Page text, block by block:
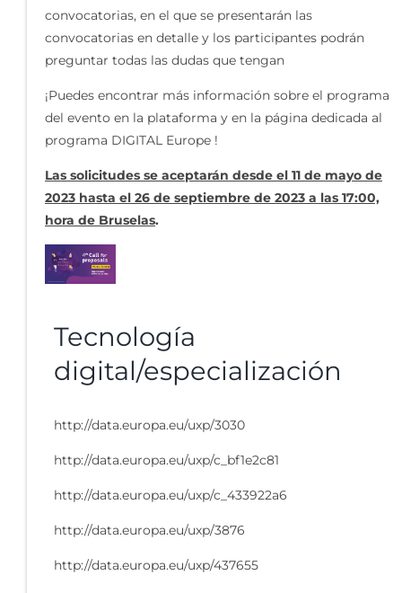
convocatorias, en el que se presentarán las
convocatorias en detalle y los participantes podrán
preguntar todas las dudas que tengan
¡Puedes encontrar más información sobre el programa
del evento en la plataforma y en la página dedicada al
programa DIGITAL Europe !
Las solicitudes se aceptarán desde el 11 de mayo de
2023 hasta el 26 de septiembre de 2023 a las 17:00,
hora de Bruselas.
Tecnología
digital/especialización
http://data.europa.eu/uxp/3030
http://data.europa.eu/uxp/c_bf1e2c81
http://data.europa.eu/uxp/c_433922a6
http://data.europa.eu/uxp/3876
http://data.europa.eu/uxp/437655